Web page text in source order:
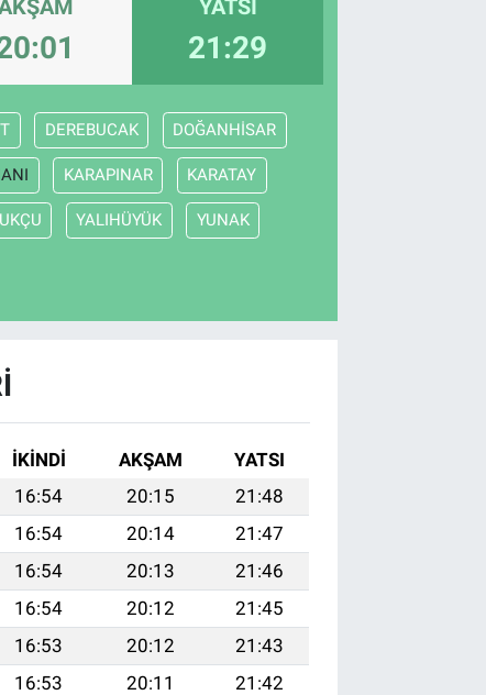
YATSI
21:29
DEREBUCAK DOĞANHİSAR
KARAPINAR KARATAY
YALIHÜYÜK YUNAK
İKINDI AKŞAM
YATSI
16:54 20:15
21:48
16:54 20:14
21:47
16:54 20:13
21:46
16:54 20:12
21:45
16:53 20:12
21:43
16:53 20:11
21:42